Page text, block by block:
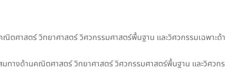
ตศาสตร์ วิทยาศาสตร์ วิศวกรรมศาสตร์พื้นฐาน และวิศวกรรมเฉพาะ
ทางด้านคณิตศาสตร์ วิทยาศาสตร์ วิศวกรรมศาสตร์พื้นฐาน และวิศวกร